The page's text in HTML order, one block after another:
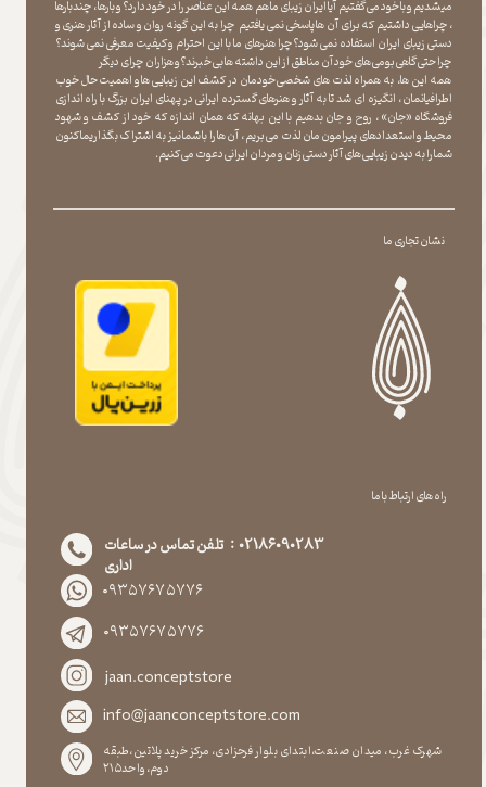
نشان تجاری ما
میشدیم و با خود می گفتیم آیا ایران زیبای ما هم همه این عناصر را در خود دارد؟ و بارها ، چندبارها
، چراهایی داشتیم که برای آن ها پاسخی نمی یافتیم چرا به این گونه روان و ساده از آثار هنری و
دستی زیبای ایران استفاده نمی شود؟چرا هنرهای ما با این احترام و کیفیت معرفی نمی شوند؟
چرا حتی گاهی بومی های خود آن مناطق از این داشته ها بی خبرند؟و هزاران چرای دیگر
​​​​​​​ همه این ها، به همراه لذت های شخصی خودمان در کشف این زیبایی ها و اهمیت حال خوب
اطرافیانمان ، انگیزه ای شد تا به آثار و هنرهای گسترده ایرانی در پهنای ایران بزرگ با راه اندازی
فروشگاه «جان» ، روح و جان بدهیم با این بهانه که همان اندازه که خود از کشف و شهود
محیط و استعدادهای پیرامون مان لذت می بریم ، آن ها را با شما نیز به اشتراک بگذاریماکنون
شما را به دیدن زیبایی های آثار دستی زنان و مردان ایرانی دعوت می کنیم.
راه های ارتباط با ما
02186090283 : تلفن تماس در ساعات
اداری
۰۹۳۵۷۶۷۵۷۷۶
۰۹۳۵۷۶۷۵۷۷۶
jaan.conceptstore
info@jaanconceptstore.com
شهرک غرب، میدان صنعت،ابتدای بلوار فرحزادی، مرکز خرید پلاتین،طبقه
دوم،واحد۲۱۵